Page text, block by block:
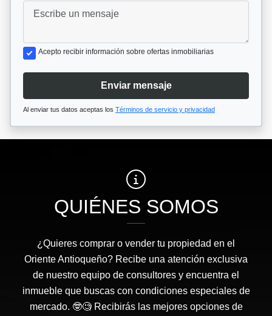
Acepto recibir información sobre ofertas inmobiliarias
Enviar mensaje
Al enviar tus datos aceptas los Términos de servicio y privacidad
QUIÉNES SOMOS
¿Quieres comprar o vender tu propiedad en el
Oriente Antioqueño? Recibe una atención exclusiva
de nuestro equipo de consultores y encuentra el
inmueble que buscas con condiciones especiales de
mercado. 🤓🧐 Recibirás las mejores opciones de